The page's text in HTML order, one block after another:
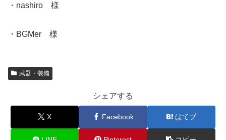
・nashiro 様
・BGMer 様
武器・装備
シェアする
X Facebook はてブ